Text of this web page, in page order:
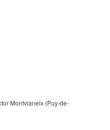
Montvianeix (Puy-de-